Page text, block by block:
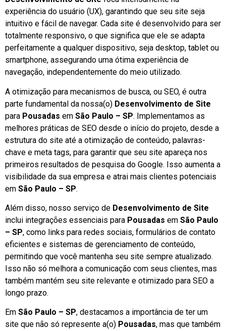
experiência do usuário (UX), garantindo que seu site seja
intuitivo e fácil de navegar. Cada site é desenvolvido para ser
totalmente responsivo, o que significa que ele se adapta
perfeitamente a qualquer dispositivo, seja desktop, tablet ou
smartphone, assegurando uma ótima experiência de
navegação, independentemente do meio utilizado.
A otimização para mecanismos de busca, ou SEO, é outra
parte fundamental da nossa(o) Desenvolvimento de Site
para Pousadas em São Paulo – SP. Implementamos as
melhores práticas de SEO desde o início do projeto, desde a
estrutura do site até a otimização de conteúdo, palavras-
chave e meta tags, para garantir que seu site apareça nos
primeiros resultados de pesquisa do Google. Isso aumenta a
visibilidade da sua empresa e atrai mais clientes potenciais
em São Paulo – SP.
Além disso, nosso serviço de Desenvolvimento de Site
inclui integrações essenciais para Pousadas em São Paulo
– SP, como links para redes sociais, formulários de contato
eficientes e sistemas de gerenciamento de conteúdo,
permitindo que você mantenha seu site sempre atualizado.
Isso não só melhora a comunicação com seus clientes, mas
também mantém seu site relevante e otimizado para SEO a
longo prazo.
Em São Paulo – SP, destacamos a importância de ter um
site que não só represente a(o) Pousadas, mas que também